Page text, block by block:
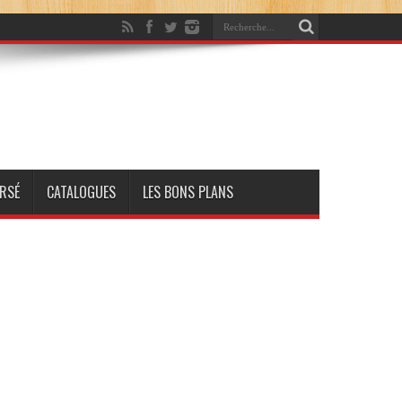
CATALOGUES LES BONS PLANS